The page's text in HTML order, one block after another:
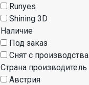
Runyes
Shining 3D
Наличие
Под заказ
Снят с производства
Страна производитель
Австрия